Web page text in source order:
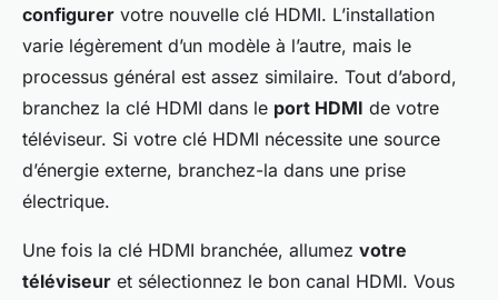
configurer votre nouvelle clé HDMI. L’installation
varie légèrement d’un modèle à l’autre, mais le
processus général est assez similaire. Tout d’abord,
branchez la clé HDMI dans le port HDMI de votre
téléviseur. Si votre clé HDMI nécessite une source
d’énergie externe, branchez-la dans une prise
électrique.
Une fois la clé HDMI branchée, allumez votre
téléviseur et sélectionnez le bon canal HDMI. Vous